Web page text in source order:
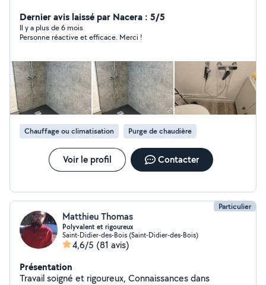
limité d'où l'absence de réponse. Appelez moi
directement si vous voyez que je ne vous réponds pas
Mohamed
Dernier avis laissé par Nacera : 5/5
Il y a plus de 6 mois
Personne réactive et efficace. Merci !
Chauffage ou climatisation Purge de chaudière
Voir le profil Contacter
Particulier
Matthieu Thomas
Polyvalent et rigoureux
Saint-Didier-des-Bois (Saint-Didier-des-Bois)
4,6/5 (81 avis)
Présentation
Travail soigné et rigoureux, Connaissances dans